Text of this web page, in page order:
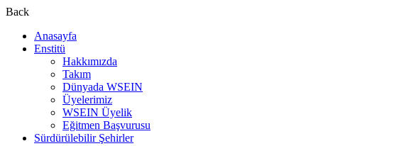
Back
Anasayfa
Enstitü
Hakkımızda
Takım
Dünyada WSEIN
Üyelerimiz
WSEIN Üyelik
Eğitmen Başvurusu
Sürdürülebilir Şehirler